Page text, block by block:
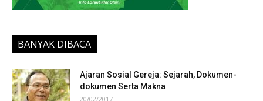
BANYAK DIBACA
Ajaran Sosial Gereja: Sejarah, Dokumen-
dokumen Serta Makna
20/02/2017